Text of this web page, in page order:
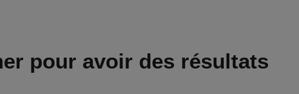
pour avoir des résultats